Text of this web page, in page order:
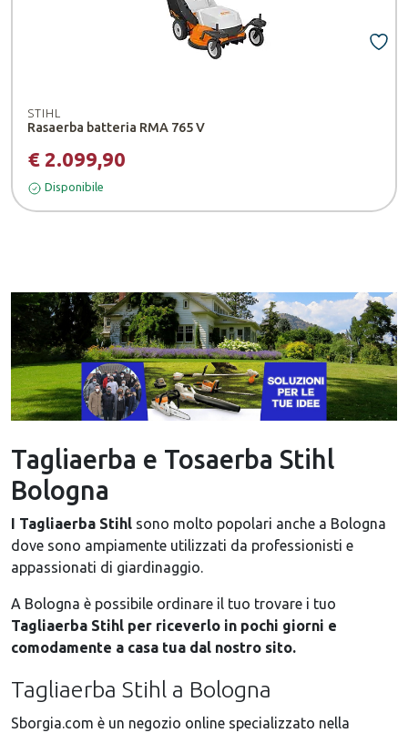
STIHL
Rasaerba batteria RMA 765 V
€ 2.099,90
Disponibile
Tagliaerba e Tosaerba Stihl
Bologna
I Tagliaerba Stihl sono molto popolari anche a Bologna
dove sono ampiamente utilizzati da professionisti e
appassionati di giardinaggio.
A Bologna è possibile ordinare il tuo trovare i tuo
Tagliaerba Stihl per riceverlo in pochi giorni e
comodamente a casa tua dal nostro sito.
Tagliaerba Stihl a Bologna
Sborgia.com è un negozio online specializzato nella
Codice sconto
PRIMO7
ottieni il 7% di sconto
sul tuo primo acquisto